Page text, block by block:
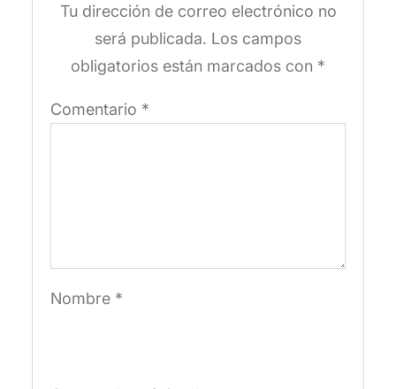
Tu dirección de correo electrónico no
será publicada. Los campos
obligatorios están marcados con *
Comentario *
Nombre *